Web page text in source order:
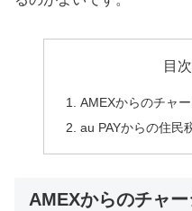
目次
AMEXからのチャ
au PAYからの住民
AMEXからのチャ